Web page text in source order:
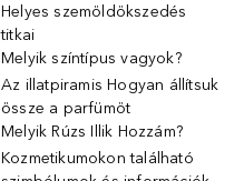
Helyes szemöldökszedés
titkai
Melyik színtípus vagyok?
Az illatpiramis Hogyan állítsuk
össze a parfümöt
Melyik Rúzs Illik Hozzám?
Kozmetikumokon található